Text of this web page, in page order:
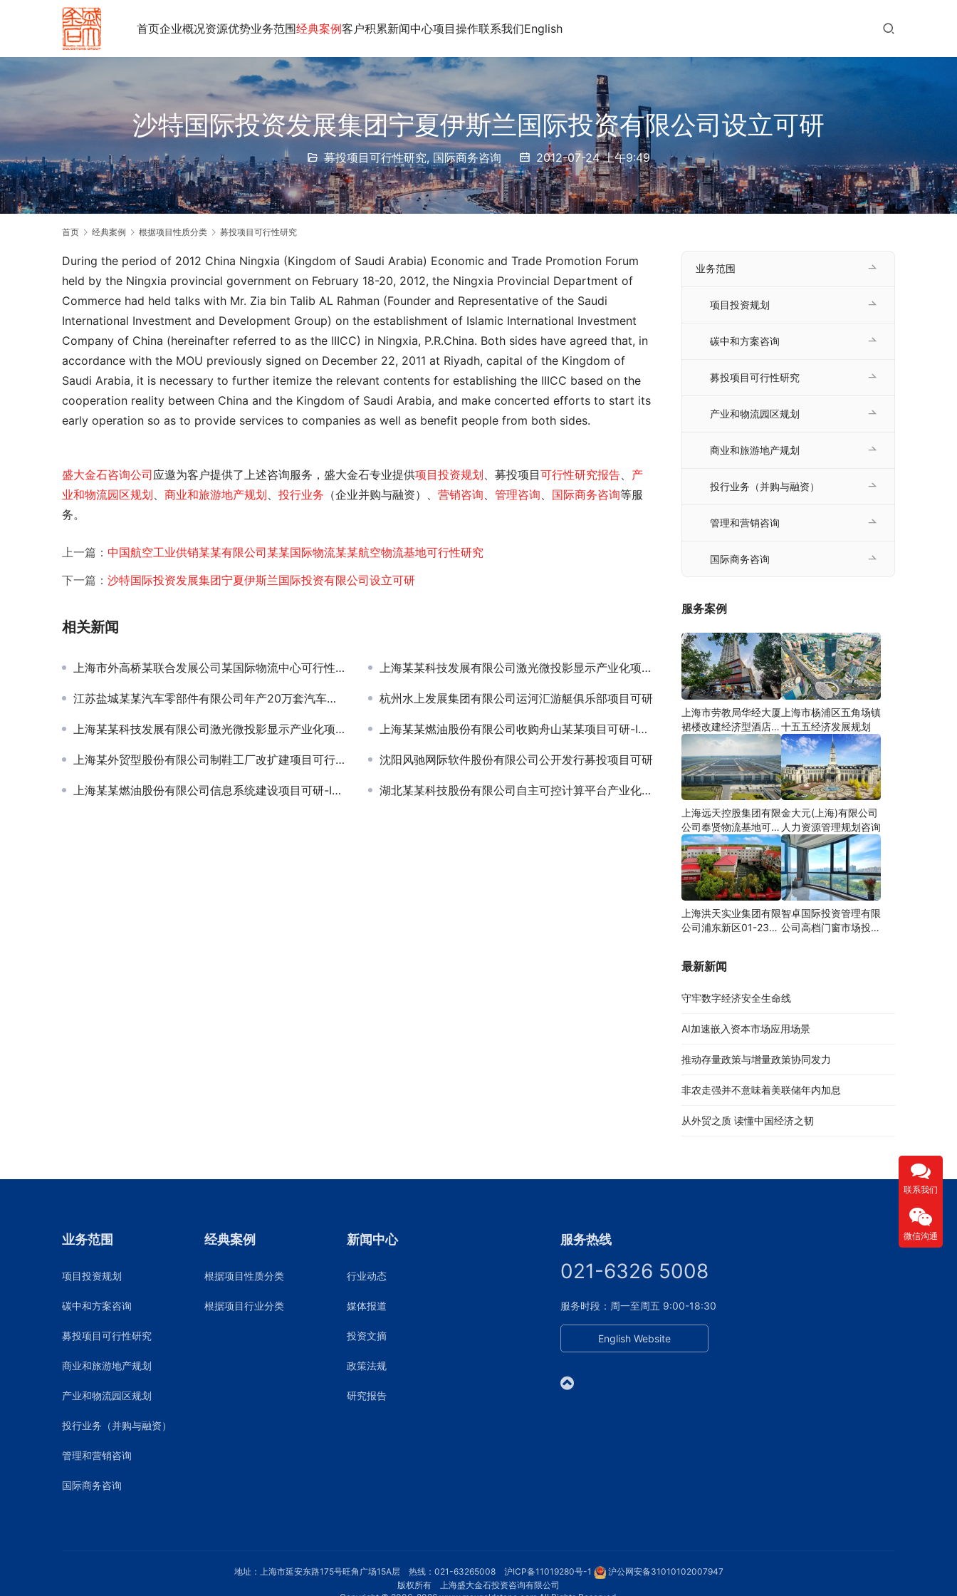
首页企业概况资源优势业务范围经典案例客户积累新闻中心项目操作联系我们English
沙特国际投资发展集团宁夏伊斯兰国际投资有限公司设立可研
募投项目可行性研究, 国际商务咨询 2012-07-24 上午9:49
首页 经典案例 根据项目性质分类 募投项目可行性研究
During the period of 2012 China Ningxia (Kingdom of Saudi Arabia) Economic and Trade Promotion Forum
held by the Ningxia provincial government on February 18-20, 2012, the Ningxia Provincial Department of
Commerce had held talks with Mr. Zia bin Talib AL Rahman (Founder and Representative of the Saudi
International Investment and Development Group) on the establishment of Islamic International Investment
Company of China (hereinafter referred to as the IIICC) in Ningxia, P.R.China. Both sides have agreed that, in
accordance with the MOU previously signed on December 22, 2011 at Riyadh, capital of the Kingdom of
Saudi Arabia, it is necessary to further itemize the relevant contents for establishing the IIICC based on the
cooperation reality between China and the Kingdom of Saudi Arabia, and make concerted efforts to start its
early operation so as to provide services to companies as well as benefit people from both sides.
盛大金石咨询公司应邀为客户提供了上述咨询服务，盛大金石专业提供项目投资规划、募投项目可行性研究报告、 产
业和物流园区规划、 商业和旅游地产规划、 投行业务 （企业并购与融资）、 营销咨询、 管理咨询、 国际商务咨询等服
务。
上一篇： 中国航空工业供销某某有限公司某某国际物流某某航空物流基地可行性研究
下一篇： 沙特国际投资发展集团宁夏伊斯兰国际投资有限公司设立可研
相关新闻
上海市外高桥某联合发展公司某国际物流中心可行性研究 上海某某科技发展有限公司激光微投影显示产业化项目可研
江苏盐城某某汽车零部件有限公司年产20万套汽车变速器可研项目 杭州水上发展集团有限公司运河汇游艇俱乐部项目可研
上海某某科技发展有限公司激光微投影显示产业化项目可研 上海某某燃油股份有限公司收购舟山某某项目可研-IPO
上海某外贸型股份有限公司制鞋工厂改扩建项目可行性研究 沈阳风驰网际软件股份有限公司公开发行募投项目可研
上海某某燃油股份有限公司信息系统建设项目可研-IPO 湖北某某科技股份有限公司自主可控计算平台产业化项目可研-定增
业务范围
项目投资规划
碳中和方案咨询
募投项目可行性研究
产业和物流园区规划
商业和旅游地产规划
投行业务（并购与融资）
管理和营销咨询
国际商务咨询
服务案例
上海市劳教局华经大厦
裙楼改建经济型酒店可
研
上海市杨浦区五角场镇
十五五经济发展规划
上海远天控股集团有限
公司奉贤物流基地可行
性研究
金大元(上海)有限公司
人力资源管理规划咨询
上海洪天实业集团有限
公司浦东新区01-23地
智卓国际投资管理有限
公司高档门窗市场投资
最新新闻
守牢数字经济安全生命线
AI加速嵌入资本市场应用场景
推动存量政策与增量政策协同发力
非农走强并不意味着美联储年内加息
从外贸之质 读懂中国经济之韧
业务范围
项目投资规划
碳中和方案咨询
募投项目可行性研究
商业和旅游地产规划
产业和物流园区规划
投行业务（并购与融资）
管理和营销咨询
国际商务咨询
经典案例
根据项目性质分类
根据项目行业分类
新闻中心
行业动态
媒体报道
投资文摘
政策法规
研究报告
服务热线
021-6326 5008
服务时段：周一至周五 9:00-18:30
English Website
地址：上海市延安东路175号旺角广场15A层 热线：021-63265008 沪ICP备11019280号-1
沪公网安备31010102007947
版权所有 上海盛大金石投资咨询有限公司
联系我们
微信沟通